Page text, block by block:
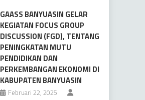
GAASS BANYUASIN GELAR
KEGIATAN FOCUS GROUP
DISCUSSION (FGD), TENTANG
PENINGKATAN MUTU
PENDIDIKAN DAN
PERKEMBANGAN EKONOMI DI
KABUPATEN BANYUASIN
Februari 22, 2025